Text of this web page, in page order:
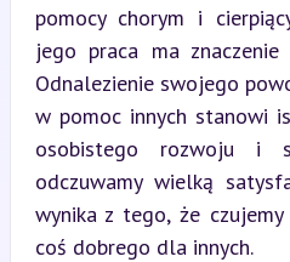
pomocy chorym i
jego praca ma
Odnalezienie swojego
w pomoc innych stanowi
osobistego rozwoju i
odczuwamy wielką
wynika z tego, że
coś dobrego dla innych.